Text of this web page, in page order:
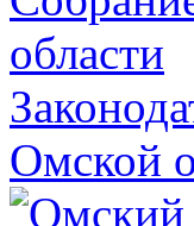
Омской